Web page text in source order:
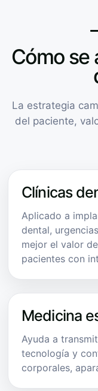
Cómo se
La estrategia
del paciente,
Clínicas
Aplicado a
dental,
mejor el valor
pacientes con
Medicina
Ayuda a
tecnología y
corporales,